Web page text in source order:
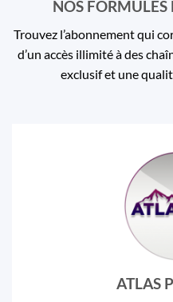
NOS
Trouvez l’abonnement qui
d’un accès illimité à des
exclusif et une
ATLAS